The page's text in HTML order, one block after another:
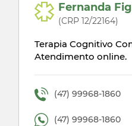
Fernanda
(CRP 12/22164)
Terapia Cognitivo
Atendimento online.
(47) 99968-1860
(47) 99968-1860